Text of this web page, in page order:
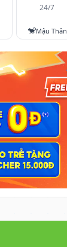
24/7
🐒Mậu Thân